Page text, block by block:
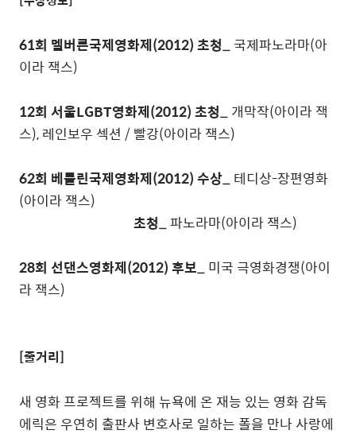
61회 멜버른국제영화제(2012) 초청_국제파노라마(아
이라 잭스)
12회 서울LGBT영화제(2012) 초청_개막작(아이라 잭
스), 레인보우 섹션 / 빨강(아이라 잭스)
62회 베를린국제영화제(2012) 수상_테디상-장편영화
(아이라 잭스)
초청_파노라마(아이라 잭스)
28회 선댄스영화제(2012) 후보_미국 극영화경쟁(아이
라 잭스)
[줄거리]
새 영화 프로젝트를 위해 뉴욕에 온 재능 있는 영화 감독
에릭은 우연히 출판사 변호사로 일하는 폴을 만나 사랑에